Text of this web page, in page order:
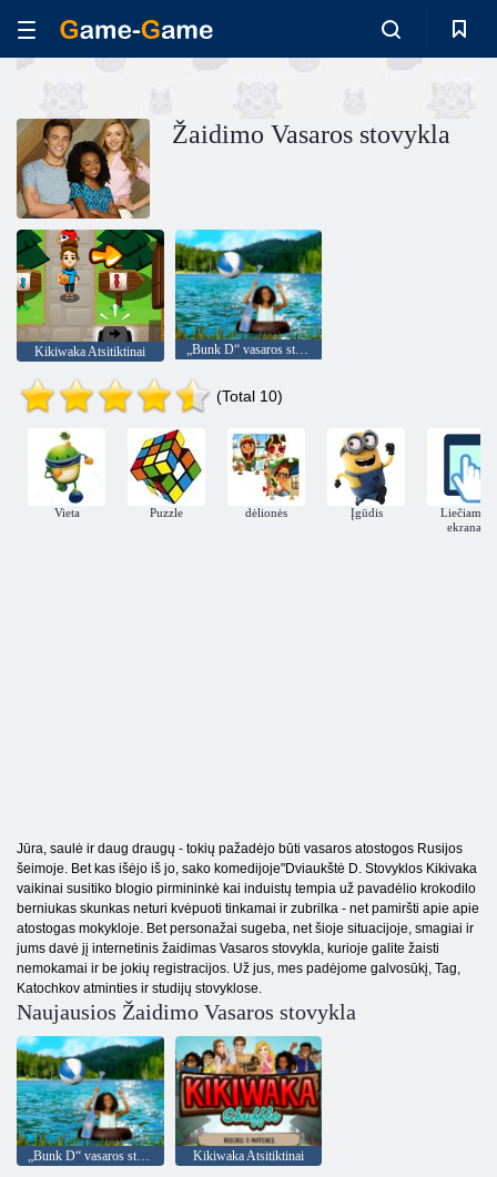
Žaidimo Vasaros stovykla
Kikiwaka Atsitiktinai „Bunk D“ vasaros stovyklos grupė
(Total 10)
Vieta Puzzle dėlionės Įgūdis
Liečiamas
ekranas
Jūra, saulė ir daug draugų - tokių pažadėjo būti vasaros atostogos Rusijos
šeimoje. Bet kas išėjo iš jo, sako komedijoje"Dviaukštė D. Stovyklos Kikivaka
vaikinai susitiko blogio pirmininkė kai induistų tempia už pavadėlio krokodilo
berniukas skunkas neturi kvėpuoti tinkamai ir zubrilka - net pamiršti apie apie
atostogas mokykloje. Bet personažai sugeba, net šioje situacijoje, smagiai ir
jums davė jį internetinis žaidimas Vasaros stovykla, kurioje galite žaisti
nemokamai ir be jokių registracijos. Už jus, mes padėjome galvosūkį, Tag,
Katochkov atminties ir studijų stovyklose.
Naujausios Žaidimo Vasaros stovykla
„Bunk D“ vasaros stovyklos grupė Kikiwaka Atsitiktinai